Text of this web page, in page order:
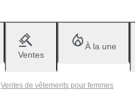
Ventes
À la une
Ventes de vêtements pour femmes